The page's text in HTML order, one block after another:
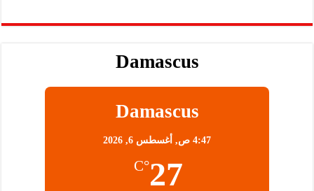
Damascus
Damascus
4:47 ص, أغسطس 6, 2026
27
°C